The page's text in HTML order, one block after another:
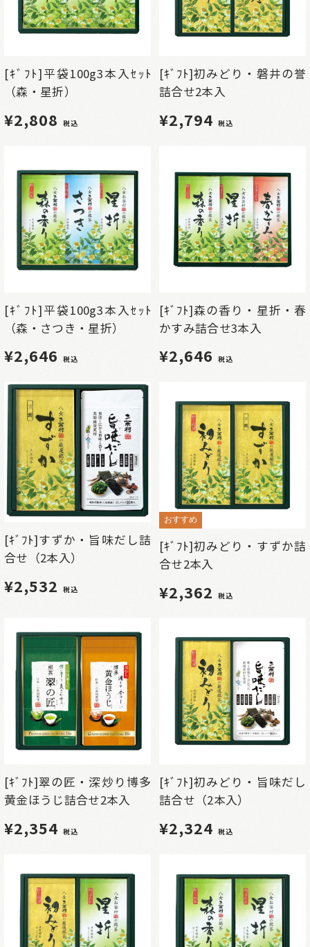
[ｷﾞﾌﾄ]平袋100g3本入ｾｯﾄ
（森・星折）
¥2,808 税込
[ｷﾞﾌﾄ]初みどり・磐井の誉
詰合せ2本入
¥2,794 税込
[ｷﾞﾌﾄ]平袋100g3本入ｾｯﾄ
（森・さつき・星折）
¥2,646 税込
[ｷﾞﾌﾄ]森の香り・星折・春
かすみ詰合せ3本入
¥2,646 税込
[ｷﾞﾌﾄ]すずか・旨味だし詰
合せ（2本入）
¥2,532 税込
おすすめ
[ｷﾞﾌﾄ]初みどり・すずか詰
合せ2本入
¥2,362 税込
[ｷﾞﾌﾄ]翠の匠・深炒り博多
黄金ほうじ詰合せ2本入
¥2,354 税込
[ｷﾞﾌﾄ]初みどり・旨味だし
詰合せ（2本入）
¥2,324 税込